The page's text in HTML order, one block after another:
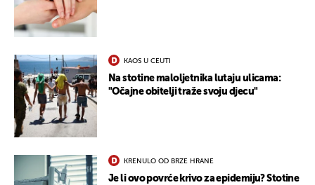
KAOS U CEUTI
Na stotine maloljetnika lutaju ulicama:
"Očajne obitelji traže svoju djecu"
KRENULO OD BRZE HRANE
Je li ovo povrće krivo za epidemiju? Stotine